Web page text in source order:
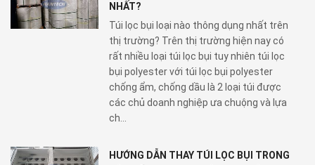
NHẤT?
Túi lọc bụi loại nào thông dụng nhất trên
thị trường? Trên thị trường hiện nay có
rất nhiều loại túi lọc bụi tuy nhiên túi lọc
bụi polyester với túi lọc bụi polyester
chống ẩm, chống dầu là 2 loại túi được
các chủ doanh nghiệp ưa chuộng và lựa
ch...
HƯỚNG DẪN THAY TÚI LỌC BỤI TRONG